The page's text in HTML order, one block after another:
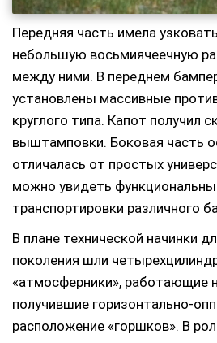
Передняя часть имела
небольшую восьмиячеечную
между ними. В переднем
установлены массивные
круглого типа. Капот получил
выштамповки. Боковая часть
отличалась от простых
можно увидеть
транспортировки различного
В плане технической начинки
поколения шли
«атмосферники», работающие
получившие горизонтально-
расположение «горшков». В